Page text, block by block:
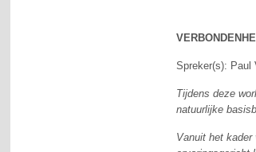
Spreker(s): Paul
Tijdens deze
natuurlijke
Vanuit het kader